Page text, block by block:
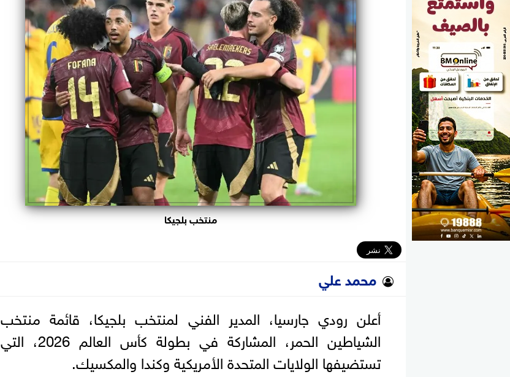
منتخب بلجيكا
محمد علي
أعلن رودي جارسيا، المدير الفني لمنتخب بلجيكا، قائمة منتخب
الشياطين الحمر، المشاركة في بطولة كأس العالم 2026، التي
تستضيفها الولايات المتحدة الأمريكية وكندا والمكسيك.